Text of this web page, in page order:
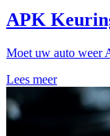
APK
Moet uw auto weer
Lees meer